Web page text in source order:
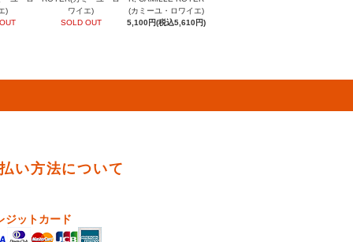
)
ワイエ)
SOLD OUT
(カミーユ・ロワイエ)
5,100円(税込5,610円)
い方法について
ジットカード